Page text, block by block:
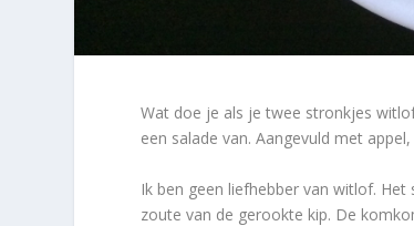
Wat doe je als je twee stronkjes
een salade van. Aangevuld met
Ik ben geen liefhebber van witlof.
zoute van de gerookte kip. De